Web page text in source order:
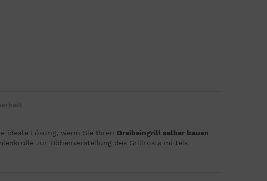
ideale Lösung, wenn Sie Ihren Dreibeingrill selber bauen
zur Höhenverstellung des Grillrosts mittels